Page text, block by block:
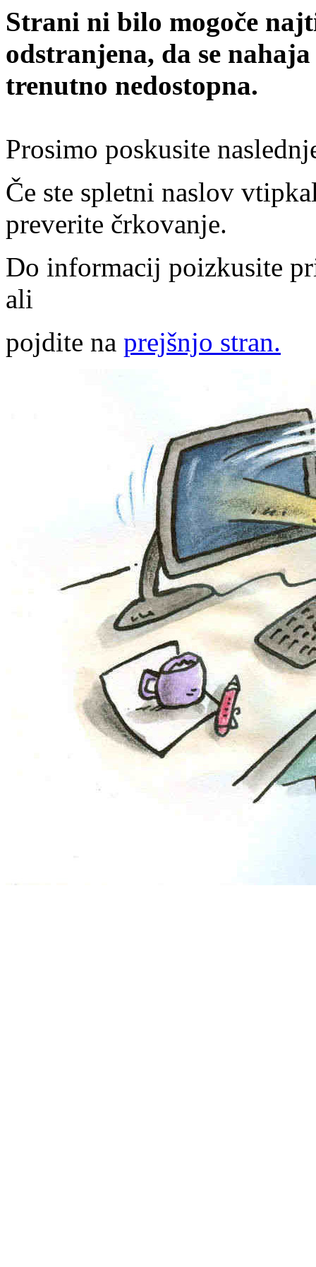
Strani ni bilo mogoče
odstranjena, da se
trenutno nedostopna.
Prosimo poskusite
Če ste spletni naslov
preverite črkovanje.
Do informacij poizkusite
ali
pojdite na prejšnjo stran.